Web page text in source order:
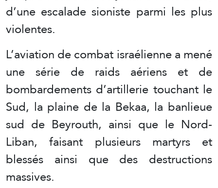
d’une escalade sioniste parmi les plus
violentes.
L’aviation de combat israélienne a mené
une série de raids aériens et de
bombardements d’artillerie touchant le
Sud, la plaine de la Bekaa, la banlieue
sud de Beyrouth, ainsi que le Nord-
Liban, faisant plusieurs martyrs et
blessés ainsi que des destructions
massives.